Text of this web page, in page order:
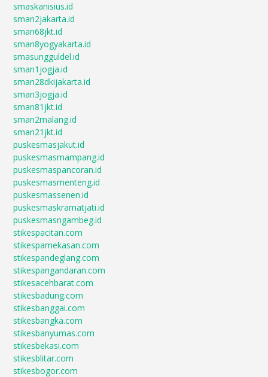
smaskanisius.id
sman2jakarta.id
sman68jkt.id
sman8yogyakarta.id
smasungguldel.id
sman1jogja.id
sman28dkijakarta.id
sman3jogja.id
sman81jkt.id
sman2malang.id
sman21jkt.id
puskesmasjakut.id
puskesmasmampang.id
puskesmaspancoran.id
puskesmasmenteng.id
puskesmassenen.id
puskesmaskramatjati.id
puskesmasngambeg.id
stikespacitan.com
stikespamekasan.com
stikespandeglang.com
stikespangandaran.com
stikesacehbarat.com
stikesbadung.com
stikesbanggai.com
stikesbangka.com
stikesbanyumas.com
stikesbekasi.com
stikesblitar.com
stikesbogor.com